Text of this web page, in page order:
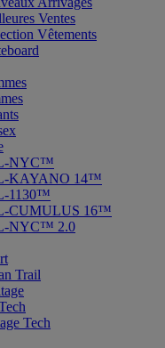
Ventes
Vêtements
NYC™
KAYANO 14™
1130™
CUMULUS 16™
NYC™ 2.0
Trail
Tech